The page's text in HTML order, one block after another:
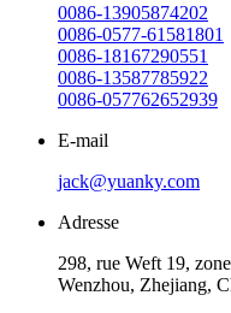
0086-13905874202
0086-0577-61581801
0086-18167290551
0086-13587785922
0086-057762652939
E-mail
jack@yuanky.com
Adresse
298, rue Weft 19,
Wenzhou, Zhejiang,